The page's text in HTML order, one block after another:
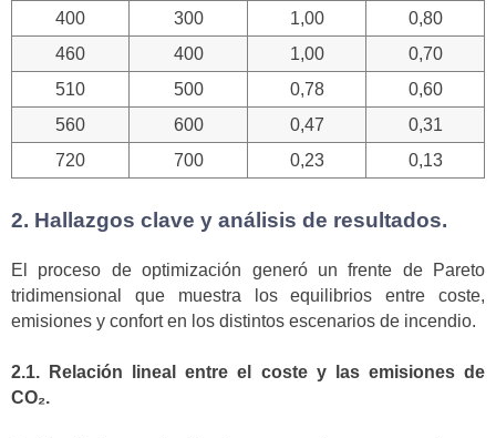
400 300 1,00
0,80
460
400 1,00
0,70
510
500 0,78
0,60
560
600 0,47
0,31
720
700 0,23 0,13
2. Hallazgos clave y análisis de resultados.
El proceso de optimización generó un frente de Pareto
tridimensional que muestra los equilibrios entre coste,
emisiones y confort en los distintos escenarios de incendio.
2.1. Relación lineal entre el coste y las emisiones de
CO₂.